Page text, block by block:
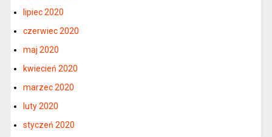
lipiec 2020
czerwiec 2020
maj 2020
kwiecień 2020
marzec 2020
luty 2020
styczeń 2020